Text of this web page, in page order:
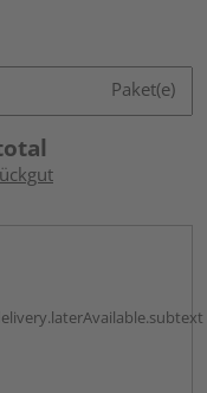
Paket(e)